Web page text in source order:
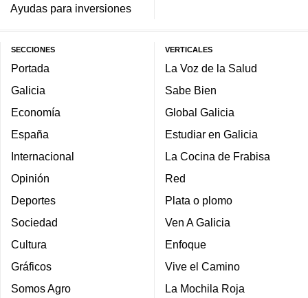
Ayudas para inversiones
SECCIONES
Portada
Galicia
Economía
España
Internacional
Opinión
Deportes
Sociedad
Cultura
Gráficos
Somos Agro
VERTICALES
La Voz de la Salud
Sabe Bien
Global Galicia
Estudiar en Galicia
La Cocina de Frabisa
Red
Plata o plomo
Ven A Galicia
Enfoque
Vive el Camino
La Mochila Roja